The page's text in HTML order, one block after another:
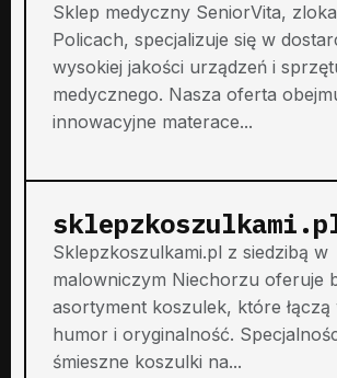
Sklep medyczny SeniorVita,
Policach, specjalizuje się w
wysokiej jakości urządzeń i
medycznego. Nasza oferta
innowacyjne materace...
Sklepzkoszulkami.pl z siedzibą w
malowniczym Niechorzu oferuje
asortyment koszulek, które łączą
humor i oryginalność.
śmieszne koszulki na...